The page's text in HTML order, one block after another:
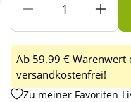
Ab 59.99 € Warenwert
versandkostenfrei!
Zu meiner Favoriten-